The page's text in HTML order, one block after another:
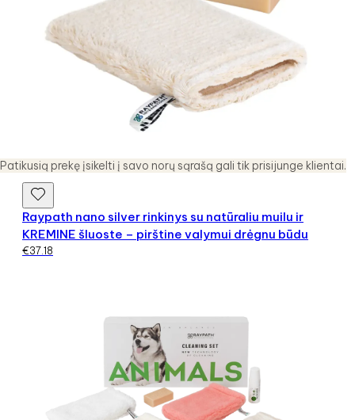
Patikusią prekę įsikelti į savo norų sąrašą gali tik prisijunge klientai.
Raypath nano silver rinkinys su natūraliu muilu ir
KREMINE šluoste – pirštine valymui drėgnu būdu
€37.18